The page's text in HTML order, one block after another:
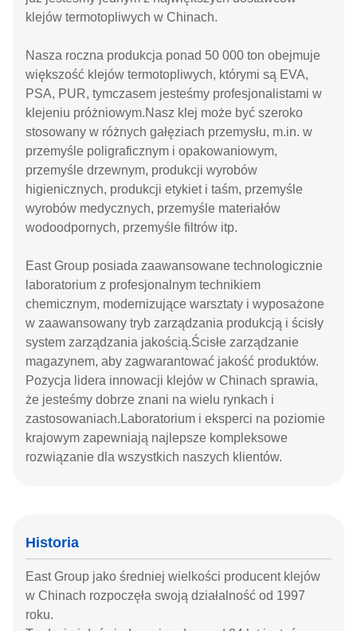
klejów termotopliwych w Chinach.
Nasza roczna produkcja ponad 50 000 ton obejmuje
większość klejów termotopliwych, którymi są EVA,
PSA, PUR, tymczasem jesteśmy profesjonalistami w
klejeniu próżniowym.Nasz klej może być szeroko
stosowany w różnych gałęziach przemysłu, m.in. w
przemyśle poligraficznym i opakowaniowym,
przemyśle drzewnym, produkcji wyrobów
higienicznych, produkcji etykiet i taśm, przemyśle
wyrobów medycznych, przemyśle materiałów
wodoodpornych, przemyśle filtrów itp.
East Group posiada zaawansowane technologicznie
laboratorium z profesjonalnym technikiem
chemicznym, modernizujące warsztaty i wyposażone
w zaawansowany tryb zarządzania produkcją i ścisły
system zarządzania jakością.Ścisłe zarządzanie
magazynem, aby zagwarantować jakość produktów.
Pozycja lidera innowacji klejów w Chinach sprawia,
że ​​jesteśmy dobrze znani na wielu rynkach i
zastosowaniach.Laboratorium i eksperci na poziomie
krajowym zapewniają najlepsze kompleksowe
rozwiązanie dla wszystkich naszych klientów.
Historia
East Group jako średniej wielkości producent klejów
w Chinach rozpoczęła swoją działalność od 1997
roku.